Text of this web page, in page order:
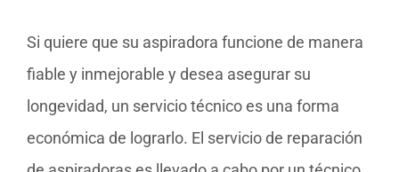
Si quiere que su aspiradora funcione de manera
fiable y inmejorable y desea asegurar su
longevidad, un servicio técnico es una forma
económica de lograrlo. El servicio de reparación